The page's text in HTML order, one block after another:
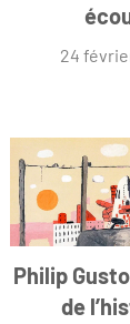
24
Philip
de